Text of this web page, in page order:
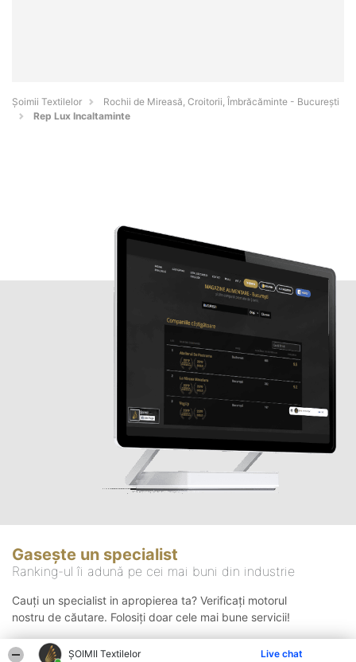
ȘOIMII Textilelor Live chat
Șoimii Textilelor
Rochii de Mireasă, Croitorii, Îmbrăcăminte - Bucureşti
Rep Lux Incaltaminte
Gasește un specialist
Ranking-ul îi adună pe cei mai buni din industrie
Cauți un specialist in apropierea ta? Verificați motorul
nostru de căutare. Folosiți doar cele mai bune servicii!